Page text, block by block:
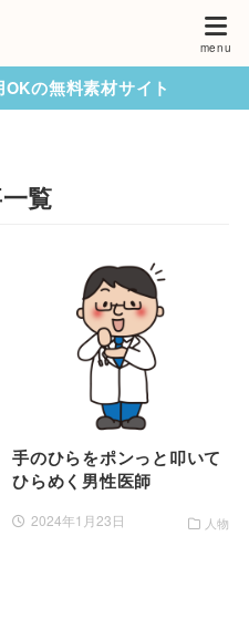
の無料素材サイト
覧
手のひらをポンっと叩いて
ひらめく男性医師
2024年1月23日 人物